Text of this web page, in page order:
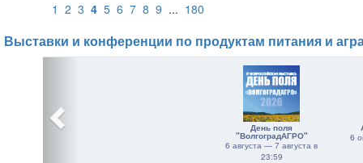
1 2 3 4 5 6 7 8 9 ... 180
Выставки и конференции по продуктам питания и
День поля
"ВолгоградАГРО"
6 августа — 7 августа в
23:59
6